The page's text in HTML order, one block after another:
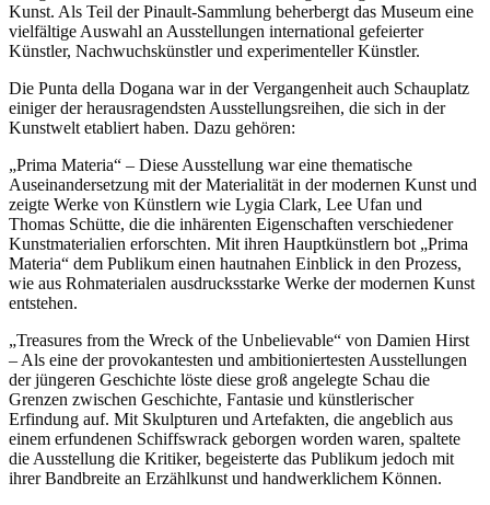
Kunst. Als Teil der Pinault-Sammlung beherbergt das Museum eine
vielfältige Auswahl an Ausstellungen international gefeierter
Künstler, Nachwuchskünstler und experimenteller Künstler.
Die Punta della Dogana war in der Vergangenheit auch Schauplatz
einiger der herausragendsten Ausstellungsreihen, die sich in der
Kunstwelt etabliert haben. Dazu gehören:
„Prima Materia“ – Diese Ausstellung war eine thematische
Auseinandersetzung mit der Materialität in der modernen Kunst und
zeigte Werke von Künstlern wie Lygia Clark, Lee Ufan und
Thomas Schütte, die die inhärenten Eigenschaften verschiedener
Kunstmaterialien erforschten. Mit ihren Hauptkünstlern bot „Prima
Materia“ dem Publikum einen hautnahen Einblick in den Prozess,
wie aus Rohmaterialen ausdrucksstarke Werke der modernen Kunst
entstehen.
„Treasures from the Wreck of the Unbelievable“ von Damien Hirst
– Als eine der provokantesten und ambitioniertesten Ausstellungen
der jüngeren Geschichte löste diese groß angelegte Schau die
Grenzen zwischen Geschichte, Fantasie und künstlerischer
Erfindung auf. Mit Skulpturen und Artefakten, die angeblich aus
einem erfundenen Schiffswrack geborgen worden waren, spaltete
die Ausstellung die Kritiker, begeisterte das Publikum jedoch mit
ihrer Bandbreite an Erzählkunst und handwerklichem Können.